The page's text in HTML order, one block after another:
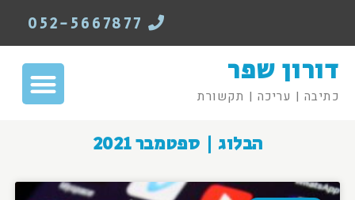
דורון שפר
כתיבה | עריכה | תקשורת
הבלוג | ספטמבר 2021